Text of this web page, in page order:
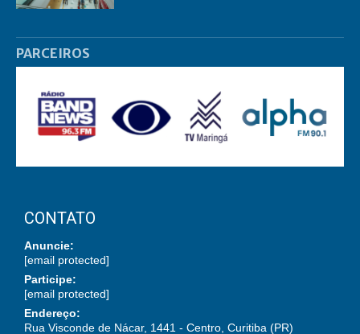
PARCEIROS
CONTATO
Anuncie:
[email protected]
Participe:
[email protected]
Endereço:
Rua Visconde de Nácar, 1441 - Centro, Curitiba (PR)